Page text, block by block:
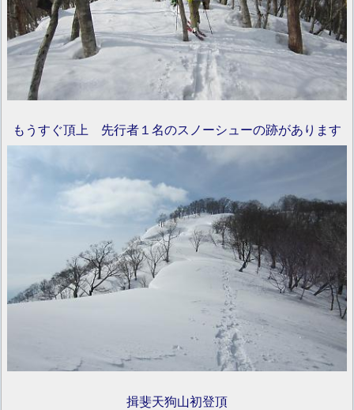
もうすぐ頂上 先行者１名のスノーシューの跡があります
揖斐天狗山初登頂